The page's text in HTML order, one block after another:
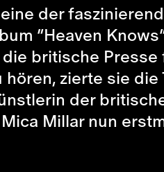
eine der
“Heaven
britische
zierte sie
der
Millar nun